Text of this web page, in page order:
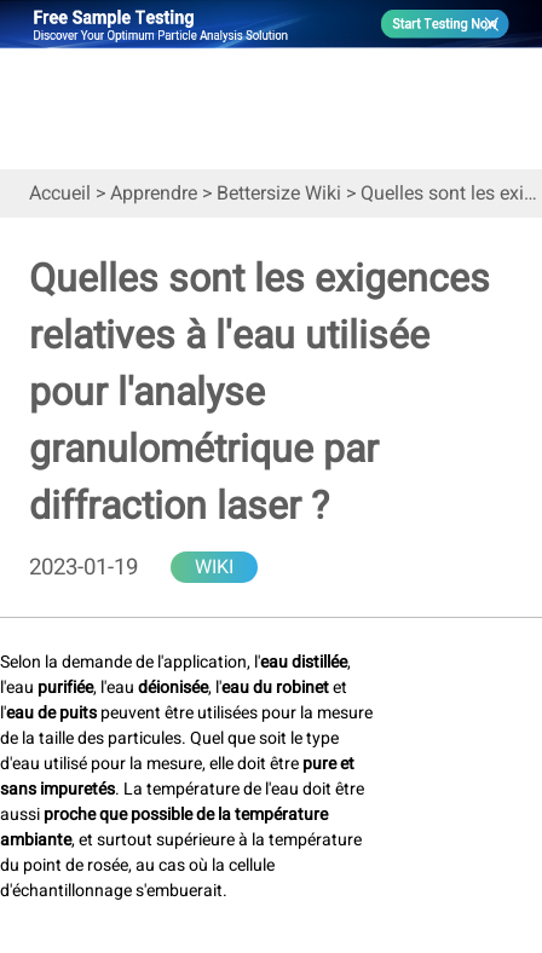
Accueil >Apprendre > Bettersize Wiki > Quelles sont les exigences relatives à l'eau utilisée pour l'analyse granulométrique par diffraction laser ?
Quelles sont les exigences
relatives à l'eau utilisée
pour l'analyse
granulométrique par
diffraction laser ?
2023-01-19 WIKI
Selon la demande de l'application, l'eau distillée,
l'eau purifiée, l'eaudéionisée, l'eau du robinetet
l'eau de puitspeuvent être utilisées pour la mesure
de la taille des particules. Quel que soit le type
d'eau utilisé pour la mesure, elle doit êtrepure et
sans impuretés. La température de l'eau doit être
aussiproche que possible de la température
ambiante, et surtout supérieure à la température
du point de rosée, au cas où la cellule
d'échantillonnage s'embuerait.